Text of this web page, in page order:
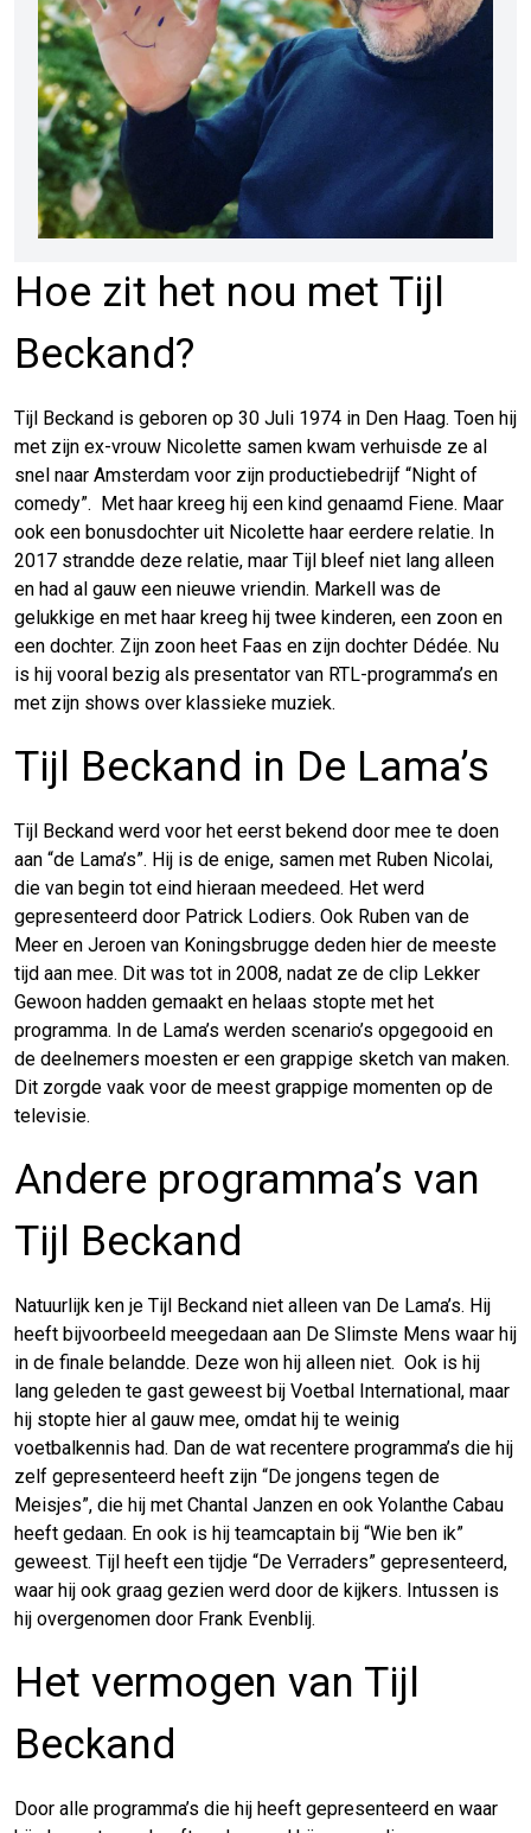
Hoe zit het nou met Tijl
Beckand?
Tijl Beckand is geboren op 30 Juli 1974 in Den Haag. Toen hij
met zijn ex-vrouw Nicolette samen kwam verhuisde ze al
snel naar Amsterdam voor zijn productiebedrijf “Night of
comedy”. Met haar kreeg hij een kind genaamd Fiene. Maar
ook een bonusdochter uit Nicolette haar eerdere relatie. In
2017 strandde deze relatie, maar Tijl bleef niet lang alleen
en had al gauw een nieuwe vriendin. Markell was de
gelukkige en met haar kreeg hij twee kinderen, een zoon en
een dochter. Zijn zoon heet Faas en zijn dochter Dédée. Nu
is hij vooral bezig als presentator van RTL-programma’s en
met zijn shows over klassieke muziek.
Tijl Beckand in De Lama’s
Tijl Beckand werd voor het eerst bekend door mee te doen
aan “de Lama’s”. Hij is de enige, samen met Ruben Nicolai,
die van begin tot eind hieraan meedeed. Het werd
gepresenteerd door Patrick Lodiers. Ook Ruben van de
Meer en Jeroen van Koningsbrugge deden hier de meeste
tijd aan mee. Dit was tot in 2008, nadat ze de clip Lekker
Gewoon hadden gemaakt en helaas stopte met het
programma. In de Lama’s werden scenario’s opgegooid en
de deelnemers moesten er een grappige sketch van maken.
Dit zorgde vaak voor de meest grappige momenten op de
televisie.
Andere programma’s van
Tijl Beckand
Natuurlijk ken je Tijl Beckand niet alleen van De Lama’s. Hij
heeft bijvoorbeeld meegedaan aan De Slimste Mens waar hij
in de finale belandde. Deze won hij alleen niet. Ook is hij
lang geleden te gast geweest bij Voetbal International, maar
hij stopte hier al gauw mee, omdat hij te weinig
voetbalkennis had. Dan de wat recentere programma’s die hij
zelf gepresenteerd heeft zijn “De jongens tegen de
Meisjes”, die hij met Chantal Janzen en ook Yolanthe Cabau
heeft gedaan. En ook is hij teamcaptain bij “Wie ben ik”
geweest. Tijl heeft een tijdje “De Verraders” gepresenteerd,
waar hij ook graag gezien werd door de kijkers. Intussen is
hij overgenomen door Frank Evenblij.
Het vermogen van Tijl
Beckand
Door alle programma’s die hij heeft gepresenteerd en waar